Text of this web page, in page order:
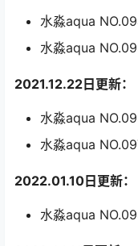
水淼aqua
水淼aqua
2021.12.22日更新：
水淼aqua
水淼aqua
2022.01.10日更新：
水淼aqua